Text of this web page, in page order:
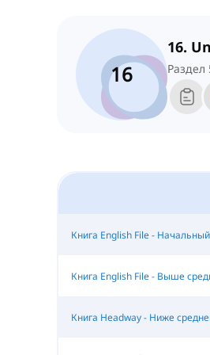
16
16.
Раздел
Книга English File -
Книга English File - Выше
Книга Headway - Ниже